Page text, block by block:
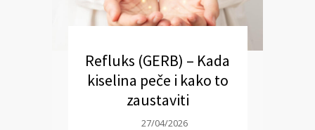
Refluks (GERB) – Kada
kiselina peče i kako to
zaustaviti
27/04/2026